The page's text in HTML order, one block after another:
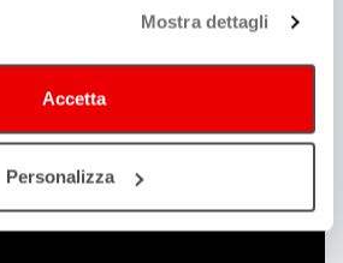
Mostra dettagli
Accetta
Personalizza